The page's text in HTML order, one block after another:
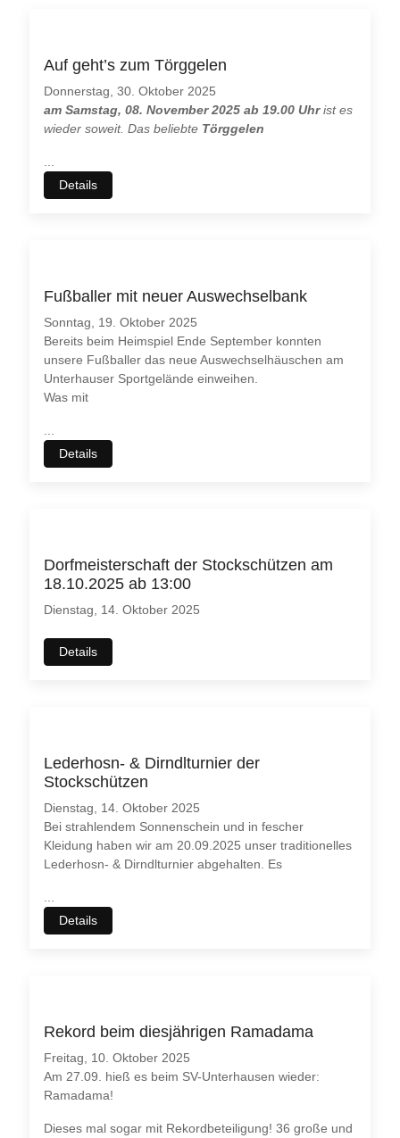
Auf geht’s zum Törggelen
Donnerstag, 30. Oktober 2025
am Samstag, 08. November 2025 ab 19.00 Uhrist es
wieder soweit. Das beliebte Törggelen
Details
Fußballer mit neuer Auswechselbank
Sonntag, 19. Oktober 2025
Bereits beim Heimspiel Ende September konnten
unsere Fußballer das neue Auswechselhäuschen am
Unterhauser Sportgelände einweihen.
Was mit
Details
Dorfmeisterschaft der Stockschützen am
18.10.2025 ab 13:00
Dienstag, 14. Oktober 2025
Details
Lederhosn- & Dirndlturnier der
Stockschützen
Dienstag, 14. Oktober 2025
Bei strahlendem Sonnenschein und in fescher
Kleidung haben wir am 20.09.2025 unser traditionelles
Lederhosn- & Dirndlturnier abgehalten. Es
Details
Rekord beim diesjährigen Ramadama
Freitag, 10. Oktober 2025
Am 27.09. hieß es beim SV-Unterhausen wieder:
Ramadama!
Dieses mal sogar mit Rekordbeteiligung! 36 große und
Wir nutzenCookiesauf unseren Webseiten. Einige von ihnen
sind essenziell für den Betrieb der Seite wichtig, während
andere uns helfen, diese Website und die Nutzererfahrung
immer weiter zu verbessern (
Sie können selbst entscheiden, ob Sie die Cookies zulassen